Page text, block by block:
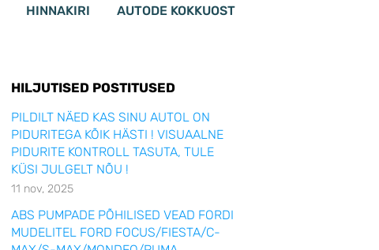
HINNAKIRI AUTODE KOKKUOST
HILJUTISED POSTITUSED
PILDILT NÄED KAS SINU AUTOL ON
PIDURITEGA KÕIK HÄSTI ! VISUAALNE
PIDURITE KONTROLL TASUTA, TULE
KÜSI JULGELT NÕU !
11 nov, 2025
ABS PUMPADE PÕHILISED VEAD FORDI
MUDELITEL FORD FOCUS/FIESTA/C-